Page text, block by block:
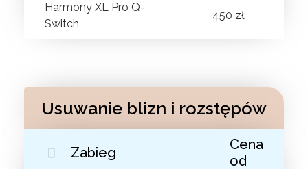
Harmony XL Pro Q-
Switch
450 zł
Usuwanie blizn i rozstępów
Zabieg
Cena
od